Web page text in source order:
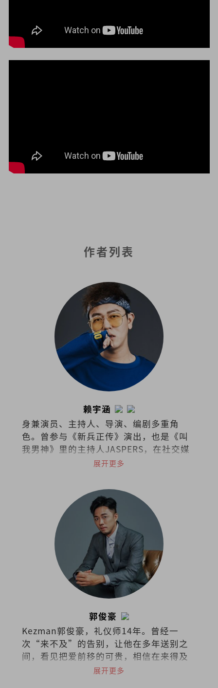
作者列表
赖宇涵
身兼演员、主持人、导演、编剧多重角
色。曾参与《新兵正传》演出，也是《叫
我男神》里的主持人JASPERS，在社交媒
体上是广为人知的“暴牙菇”。
展开更多
郭俊豪
Kezman郭俊豪，礼仪师14年。曾经一
次“来不及”的告别，让他在多年送别之
间，看见把爱前移的可贵，相信在来得及
以前，多做一点，能让遗憾少一些，也让
展开更多